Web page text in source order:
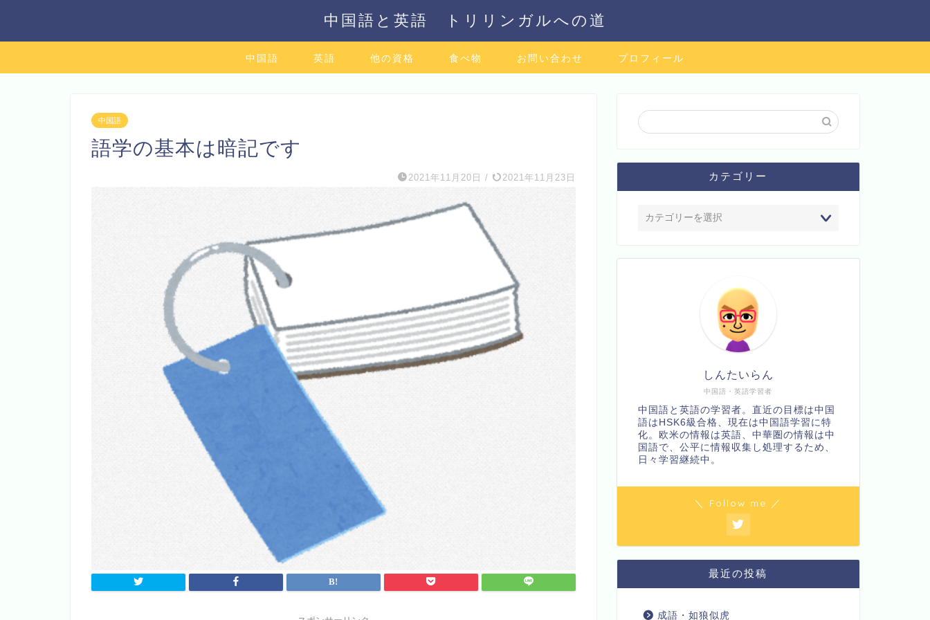
中国語と英語 トリリンガルへの道
中国語 英語 他の資格 食べ物 お問い合わせ プロフィール
中国語
語学の基本は暗記です
2021年11月20日 / 2021年11月23日 カテゴリー
中国語・英語学習者
しんたいらん
中国語と英語の学習者。直近の目標は中国
語はHSK6級合格、現在は中国語学習に特
化。欧米の情報は英語、中華圏の情報は中
国語で、公平に情報収集し処理するため、
日々学習継続中。
＼ Follow me ／
最近の投稿
成語・如狼似虎